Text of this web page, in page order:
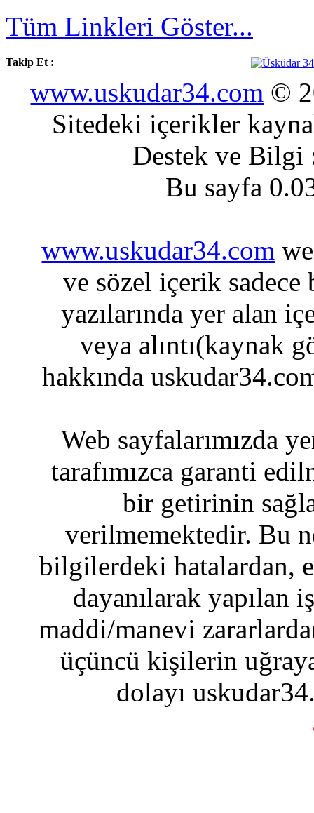
Tüm Linkleri Göster...
Takip Et :
www.uskudar34.com ©
Sitedeki içerikler
Destek ve
Bu sayfa
www.uskudar34.com
ve sözel içerik sadece
yazılarında yer alan
veya alıntı(kaynak
hakkında
Web sayfalarımızda
tarafımızca garanti
bir getirinin
verilmemektedir. Bu
bilgilerdeki hatalardan,
dayanılarak yapılan
maddi/manevi
üçüncü kişilerin
dolayı